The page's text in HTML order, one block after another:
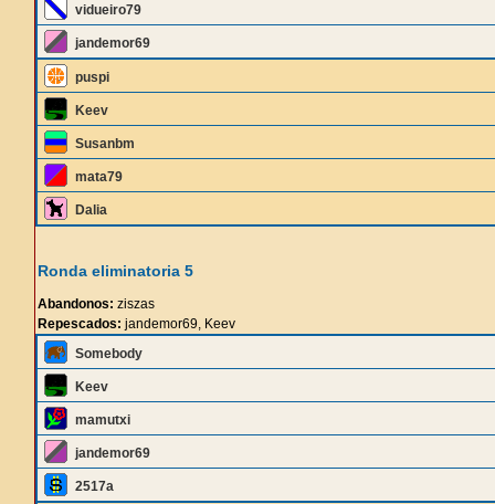
vidueiro79
jandemor69
puspi
Keev
Susanbm
mata79
Dalia
Ronda eliminatoria 5
Abandonos: ziszas
Repescados: jandemor69, Keev
Somebody
Keev
mamutxi
jandemor69
2517a